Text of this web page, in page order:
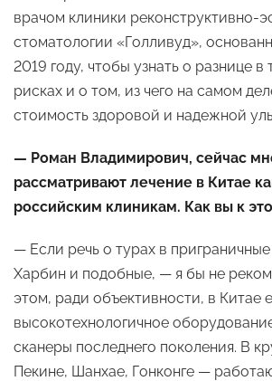
врачом клиники реконструктивно-
стоматологии «Голливуд»,
2019 году, чтобы узнать о разнице в
рисках и о том, из чего на самом
стоимость здоровой и надежной
— Роман Владимирович, сейчас
рассматривают лечение в Китае
российским клиникам. Как вы к
— Если речь о турах в
Харбин и подобные, — я бы не
этом, ради объективности, в Китае
высокотехнологичное
сканеры последнего поколения. В
Пекине, Шанхае, Гонконге —